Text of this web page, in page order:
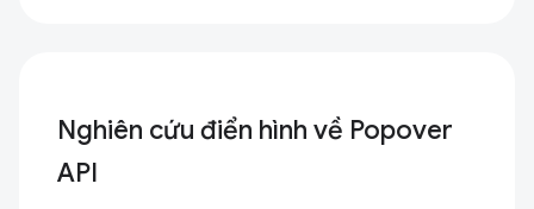
Nghiên cứu điển hình về Popover
API